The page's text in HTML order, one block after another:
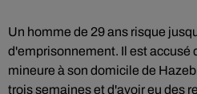
Un homme de 29 ans risque
d'emprisonnement. Il est accusé
mineure à son domicile de
trois semaines et d'avoir eu des